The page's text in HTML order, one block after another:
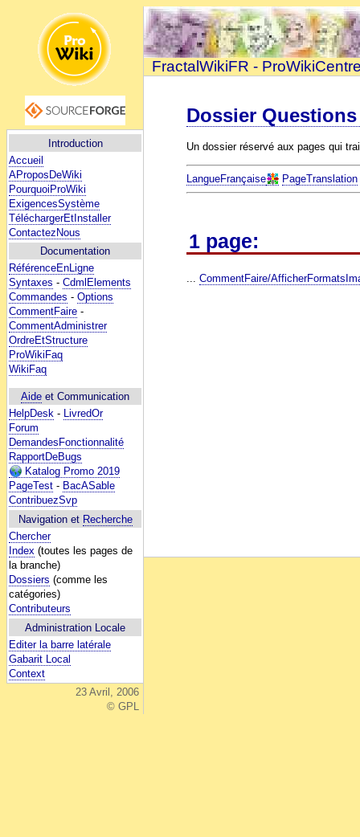
Introduction
Accueil
AProposDeWiki
PourquoiProWiki
ExigencesSystème
TéléchargerEtInstaller
ContactezNous
Documentation
RéférenceEnLigne
Syntaxes - CdmlElements
Commandes - Options
CommentFaire -
CommentAdministrer
OrdreEtStructure
ProWikiFaq
WikiFaq
Aide et Communication
HelpDesk - LivredOr
Forum
DemandesFonctionnalité
RapportDeBugs
Katalog Promo 2019
PageTest - BacASable
ContribuezSvp
Navigation et Recherche
Chercher
Index (toutes les pages de
la branche)
Dossiers (comme les
catégories)
Contributeurs
Administration Locale
Editer la barre latérale
Gabarit Local
Context
23 Avril, 2006
© GPL
FractalWikiFR -
Dossier
Un dossier réservé aux pages qui
LangueFrançaise PageTranslation
1 page:
...CommentFaire/